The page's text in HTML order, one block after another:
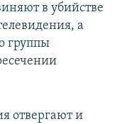
в убийстве
а
группы
отвергают и